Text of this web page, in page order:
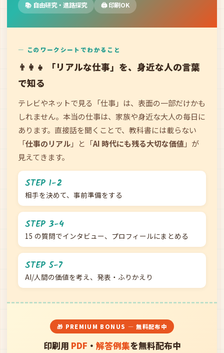
📚 自由研究・進路探究
🖨️ 印刷OK
— このワークシートでわかること
👨‍👩‍👧 「リアルな仕事」を、身近な人の言葉
で知る
テレビやネットで見る「仕事」は、表面の一部だけかも
しれません。本当の仕事は、家族や身近な大人の毎日に
あります。直接話を聞くことで、教科書には載らない
「仕事のリアル」と「AI 時代にも残る大切な価値 」が
見えてきます。
STEP 1-2
相手を決めて、事前準備をする
STEP 3-4
15 の質問でインタビュー、プロフィールにまとめる
STEP 5-7
AI/人間の価値を考え、発表・ふりかえり
🎁 PREMIUM BONUS — 無料配布中
印刷用 PDF ・ 解答例集を無料配布中